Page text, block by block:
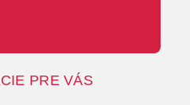
PRE VÁS